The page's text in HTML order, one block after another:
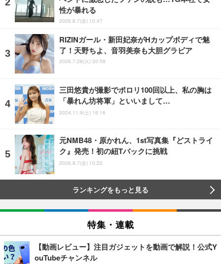
性が暴れる
2026.8.7(金) 10:47
RIZINガール・新田妃奈がHカップボディで魅
了！天野ちよ、音羽美奈も大胆グラビア
2026.7.28(火) 20:58
三田悠貴が撮影でポロリ100回以上、私の胸は
「暴れん坊将軍」といいまして…
2024.11.9(土) 16:16
元NMB48・原かれん、1st写真集『どストライ
ク』発売！初の紐Tバックに挑戦
2026.8.7(金) 10:22
ランキングをもっと見る
特集・連載
【動画レビュー】注目ガジェットを動画で解説！公式Y
ouTubeチャンネル